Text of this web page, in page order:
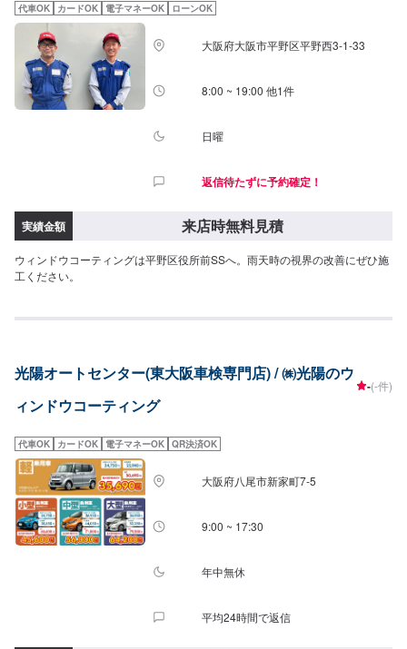
代車OK カードOK 電子マネーOK ローンOK
大阪府大阪市平野区平野西3-1-33
8:00 ~ 19:00 他1件
日曜
返信待たずに予約確定！
実績金額 来店時無料見積
ウィンドウコーティングは平野区役所前SSへ。雨天時の視界の改善にぜひ施
工ください。
光陽オートセンター(東大阪車検専門店) / ㈱光陽のウ
ィンドウコーティング
-(-件)
代車OK カードOK 電子マネーOK QR決済OK
大阪府八尾市新家町7-5
9:00 ~ 17:30
年中無休
平均24時間で返信